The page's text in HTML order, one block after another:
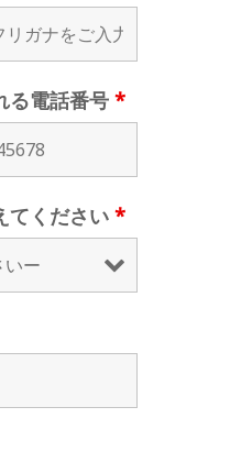
る電話番号 *
てください *